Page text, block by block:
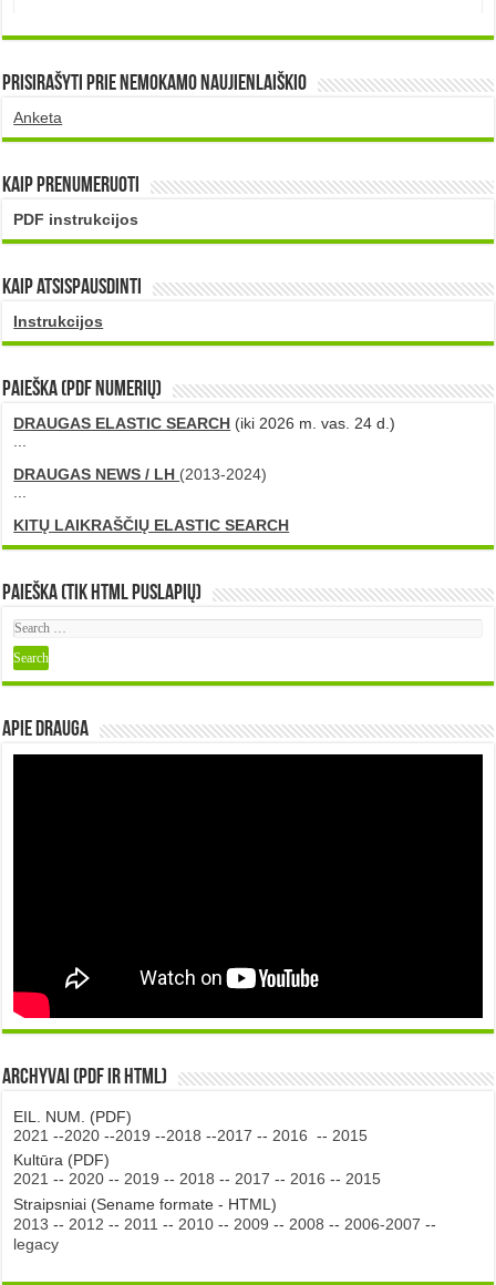
Prisirašyti prie nemokamo naujienlaiškio
Anketa
Kaip prenumeruoti
PDF instrukcijos
Kaip atsispausdinti
Instrukcijos
PAIEŠKA (PDF numerių)
DRAUGAS ELASTIC SEARCH (iki 2026 m. vas. 24 d.)
DRAUGAS NEWS / LH (2013-2024)
KITŲ LAIKRAŠČIŲ ELASTIC SEARCH
Paieška (tik HTML puslapių)
Apie DRAUGA
Archyvai (PDF ir HTML)
EIL. NUM. (PDF)
2021 --2020 --2019 --2018 --2017 -- 2016 -- 2015
Kultūra (PDF)
2021 -- 2020 -- 2019 -- 2018 -- 2017 -- 2016 -- 2015
Straipsniai (Sename formate - HTML)
2013 -- 2012 -- 2011 -- 2010 -- 2009 -- 2008 -- 2006-2007 --
legacy